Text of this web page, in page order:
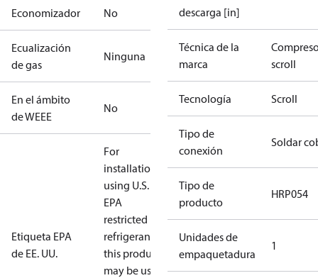
Economizador No
Ecualización
de gas
Ninguna
En el ámbito
de WEEE
No
Etiqueta EPA
de EE. UU.
For
installations
using U.S.
EPA
restricted
refrigerants,
this product
may be used
descarga [in]
Técnica de la
marca
scroll
Tecnología Scroll
Tipo de
conexión
Soldar
Tipo de
producto
HRP054
Unidades de
empaquetadura
1